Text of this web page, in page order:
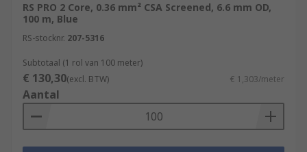
RS PRO 2 Core, 0.36 mm² CSA Screened, 6.6 mm OD,
100 m, Blue
RS-stocknr. 207-5316
Subtotaal (1 rol van 100 meter)
€ 130,30(excl. BTW) € 1,303/meter
Aantal